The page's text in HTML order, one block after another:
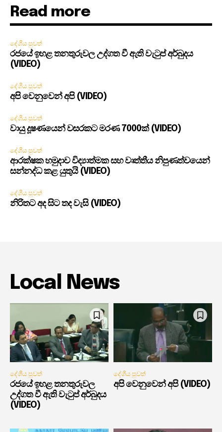
Read more
දේශීය පුවත්
රජයේ ඉහළ තනතුරුවල උද්ගත වී ඇති වැටුප් අර්බුදය
(VIDEO)
දේශීය පුවත්
අපි වෙනුවෙන් අපි (VIDEO)
දේශීය පුවත්
වායු දූෂණයෙන් වසරකට මරණ 7000ක් (VIDEO)
දේශීය පුවත්
ආරක්ෂක හමුදාව විද්‍යාත්මක සහ වෘත්තීය නිපුණත්වයෙන්
සන්නද්ධ කළ යුතුයි (VIDEO)
දේශීය පුවත්
නිරිතට අද සිට තද වැසි (VIDEO)
Local News
දේශීය පුවත්
රජයේ ඉහළ තනතුරුවල
උද්ගත වී ඇති වැටුප් අර්බුදය
(VIDEO)
දේශීය පුවත්
අපි වෙනුවෙන් අපි (VIDEO)